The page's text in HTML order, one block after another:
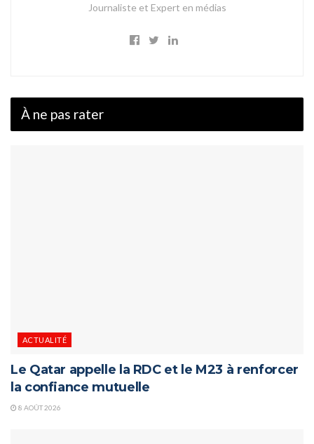
Journaliste et Expert en médias
À ne pas rater
ACTUALITÉ
Le Qatar appelle la RDC et le M23 à renforcer
la confiance mutuelle
8 AOÛT 2026